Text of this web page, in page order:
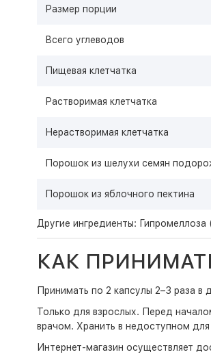
Размер порции
Всего углеводов
Пищевая клетчатка
Растворимая клетчатка
Нерастворимая клетчатка
Порошок из шелухи семян
Порошок из яблочного пектина
Другие ингредиенты:
КАК
Принимать по 2 капсулы 2–3 раза
Только для взрослых. Перед
врачом. Хранить в недоступном
Интернет-магазин осуществляет